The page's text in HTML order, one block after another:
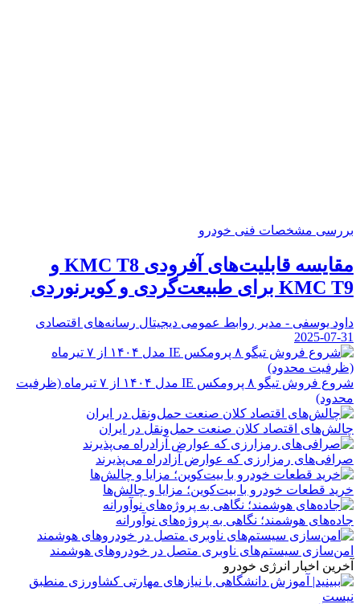
بررسی مشخصات فنی خودرو
مقایسه قابلیت‌های آفرودی KMC T8 و
KMC T9 برای طبیعت‌گردی و کویرنوردی
داود یوسفی - مدیر روابط عمومی دیجیتال رسانه‌های اقتصادی
2025-07-31
شروع فروش تیگو ۸ پرومکس IE مدل ۱۴۰۴ از ۷ تیرماه (ظرفیت
محدود)
چالش‌های اقتصاد کلان صنعت حمل‌ونقل در ایران
صرافی‌های رمزارزی که عوارض آزادراه می‌پذیرند
خرید قطعات خودرو با بیت‌کوین؛ مزایا و چالش‌ها
جاده‌های هوشمند؛ نگاهی به پروژه‌های نوآورانه
امن‌سازی سیستم‌های ناوبری متصل در خودروهای هوشمند
آخرین اخبار انرژی خودرو